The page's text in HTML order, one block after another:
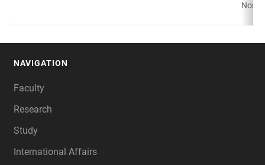
NAVIGATION
Faculty
Research
Study
International Affairs